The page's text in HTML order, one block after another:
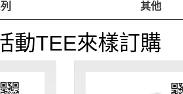
其他
動TEE來樣訂購